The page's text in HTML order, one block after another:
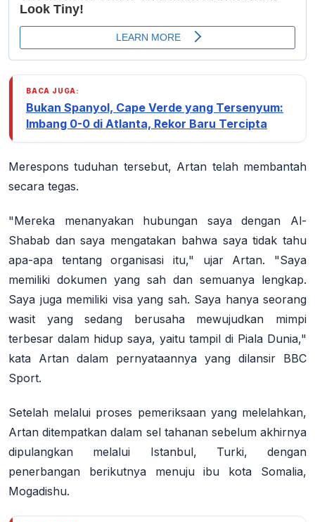
BACA JUGA:
Bukan Spanyol, Cape Verde yang Tersenyum:
Imbang 0-0 di Atlanta, Rekor Baru Tercipta
Merespons tuduhan tersebut, Artan telah membantah
secara tegas.
"Mereka menanyakan hubungan saya dengan Al-
Shabab dan saya mengatakan bahwa saya tidak tahu
apa-apa tentang organisasi itu," ujar Artan. "Saya
memiliki dokumen yang sah dan semuanya lengkap.
Saya juga memiliki visa yang sah. Saya hanya seorang
wasit yang sedang berusaha mewujudkan mimpi
terbesar dalam hidup saya, yaitu tampil di Piala Dunia,"
kata Artan dalam pernyataannya yang dilansir BBC
Sport.
Setelah melalui proses pemeriksaan yang melelahkan,
Artan ditempatkan dalam sel tahanan sebelum akhirnya
dipulangkan melalui Istanbul, Turki, dengan
penerbangan berikutnya menuju ibu kota Somalia,
Mogadishu.